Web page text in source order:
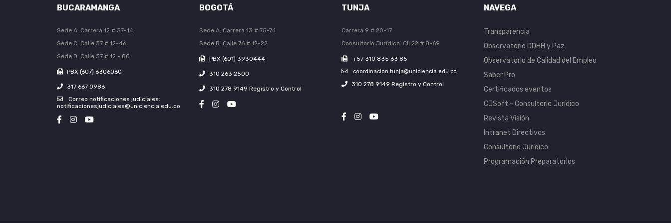
BUCARAMANGA
Sede A: Carrera 12 # 37-14
Sede C: Calle 37 # 12-46
Sede D: Calle 37 # 12 - 80
PBX (607) 6306060
317 667 0986
Correo notificaciones judiciales:
notificacionesjudiciales@uniciencia.edu.co
BOGOTÁ
Sede A: Carrera 13 # 75-74
Sede B: Calle 76 # 12-22
PBX (601) 3930444
310 263 2500
310 278 9149 Registro y Control
TUNJA
Carrera 9 # 20-17
Consultorio Jurídico: Cll 22 # 8-69
+57 310 835 63 85
coordinacion.tunja@uniciencia.edu.co
310 278 9149 Registro y Control
NAVEGA
Transparencia
Observatorio DDHH y Paz
Observatorio de Calidad del Empleo
Saber Pro
Certificados eventos
CJSoft - Consultorio Jurídico
Revista Visión
Intranet Directivos
Consultorio Jurídico
Programación Preparatorios